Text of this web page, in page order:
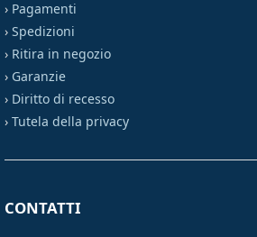
› Pagamenti
› Spedizioni
› Ritira in negozio
› Garanzie
› Diritto di recesso
› Tutela della privacy
CONTATTI